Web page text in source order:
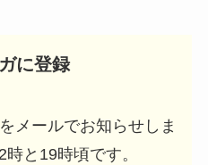
に登録
メールでお知らせしま
と19時頃です。